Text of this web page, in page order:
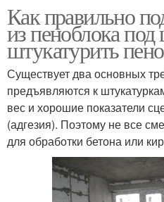
Как правильно
из пеноблока
штукатурить
Существует два основных
предъявляются к
вес и хорошие показатели
(адгезия). Поэтому не все
для обработки бетона или